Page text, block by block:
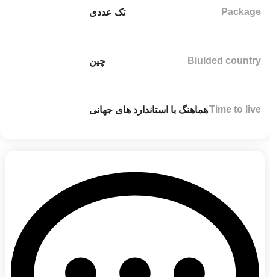
Package تک عددی
Biulded country چین
Time to liveهماهنگ با استاندارد های جهانی